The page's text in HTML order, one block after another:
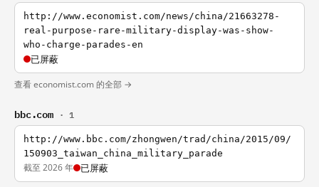
http://www.economist.com/news/china/21663278-
real-purpose-rare-military-display-was-show-
who-charge-parades-en
已屏蔽
查看 economist.com 的全部 →
bbc.com · 1
http://www.bbc.com/zhongwen/trad/china/2015/09/
150903_taiwan_china_military_parade
截至 2026 年 已屏蔽